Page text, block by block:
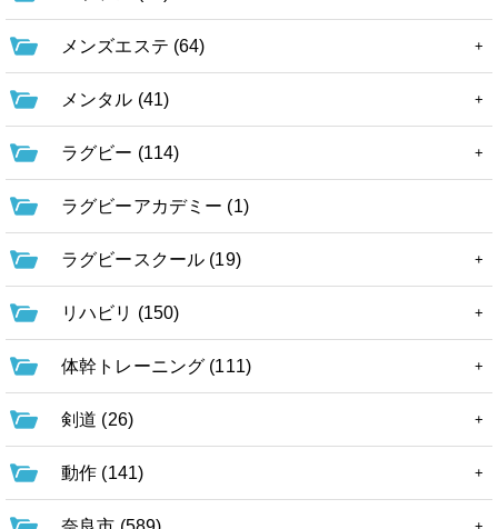
メンズエステ (64)
メンタル (41)
ラグビー (114)
ラグビーアカデミー (1)
ラグビースクール (19)
リハビリ (150)
体幹トレーニング (111)
剣道 (26)
動作 (141)